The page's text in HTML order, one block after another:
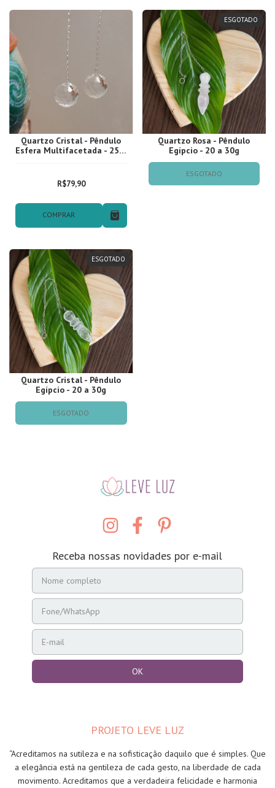
Quartzo Cristal - Pêndulo
Esfera Multifacetada - 25 a
R$79,90
COMPRAR
ESGOTADO
Quartzo Rosa - Pêndulo
Egípcio - 20 a 30g
ESGOTADO
ESGOTADO
Quartzo Cristal - Pêndulo
Egípcio - 20 a 30g
ESGOTADO
Receba nossas novidades por e-mail
PROJETO LEVE LUZ
“Acreditamos na sutileza e na sofisticação daquilo que é simples. Que
a elegância está na gentileza de cada gesto, na liberdade de cada
movimento. Acreditamos que a verdadeira felicidade e harmonia